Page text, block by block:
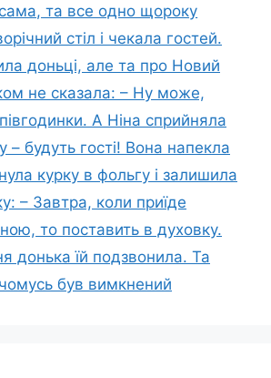
та все одно щороку
стіл і чекала гостей.
доньці, але та про Новий
не сказала: – Ну може,
А Ніна сприйняла
– будуть гості! Вона напекла
курку в фольгу і залишила
– Завтра, коли приїде
то поставить в духовку.
донька їй подзвонила. Та
був вимкнений